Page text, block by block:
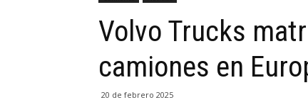
Volvo Trucks
camiones en
20 de febrero 2025